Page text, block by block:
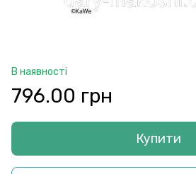
В наявності
796.00 грн
Купити